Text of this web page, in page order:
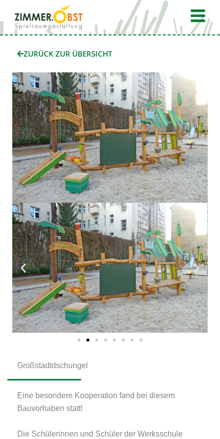
Inhalt
springen
ZURÜCK ZUR ÜBERSICHT
Großstadtdschungel
Eine besondere Kooperation fand bei diesem
Bauvorhaben statt!
Die Schülerinnen und Schüler der Werksschule